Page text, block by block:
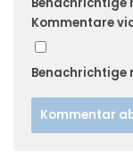
Kommentare
Benachrichtige